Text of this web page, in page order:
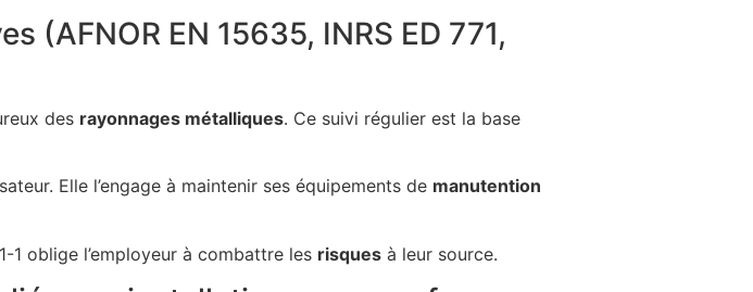
(AFNOR EN 15635, INRS ED 771,
des rayonnages métalliques. Ce suivi régulier est la base
Elle l’engage à maintenir ses équipements de manutention
1 oblige l’employeur à combattre les risques à leur source.